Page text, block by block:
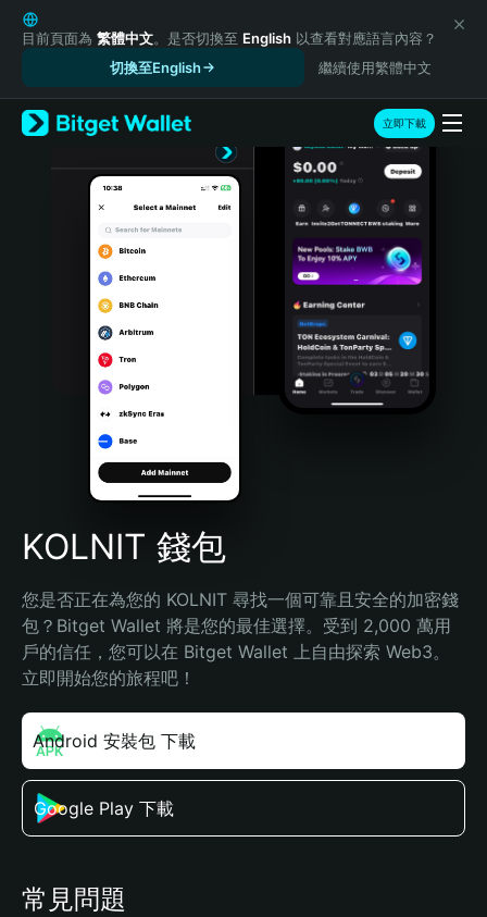
English
日本語
Русский
Español (Latinoamérica)
Türkçe
Português (Portugal)
Bahasa Indonesia
Português (Brasil)
Español (Argentina)
目前頁面為 繁體中文。是否切換至 English 以查看對應語言內容？
切換至English
繼續使用繁體中文
立即下載
KOLNIT 錢包
您是否正在為您的 KOLNIT 尋找一個可靠且安全的加密錢
包？Bitget Wallet 將是您的最佳選擇。受到 2,000 萬用
戶的信任，您可以在 Bitget Wallet 上自由探索 Web3。
立即開始您的旅程吧！
Android 安裝包 下載
Google Play 下載
常見問題